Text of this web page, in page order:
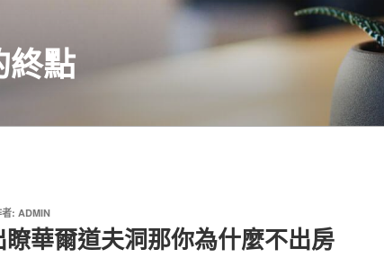
終點
: ADMIN
華爾道夫洞那你為什麼不出房